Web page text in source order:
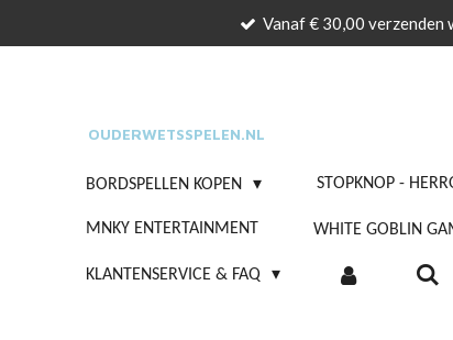
hoofdinhoud
Vanaf € 30,00 verzenden
OUDERWETSSPELEN.NL
BORDSPELLEN KOPEN STOPKNOP -
MNKY ENTERTAINMENT WHITE GOBLIN
KLANTENSERVICE & FAQ